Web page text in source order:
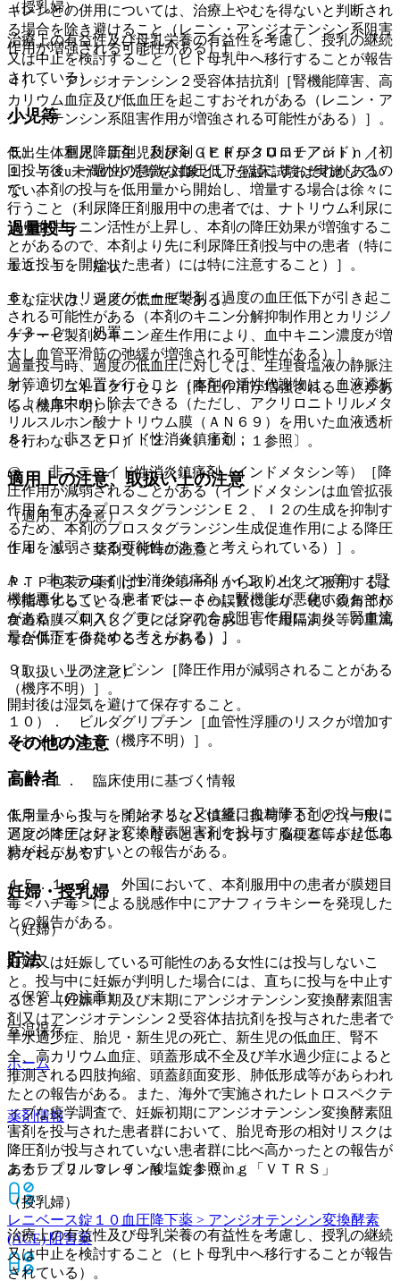
（授乳婦）
治療上の有益性及び母乳栄養の有益性を考慮し、授乳の継続
又は中止を検討すること（ヒト母乳中へ移行することが報告
されている）。
小児等
低出生体重児、新生児及びｅＧＦＲが３０ｍＬ／ｍｉｎ／
１．７３u未満の小児等を対象とした臨床試験は実施してい
ない。
過量投与
１３．１． 症状
主な症状は、過度の低血圧である。
１３．２． 処置
過量投与時、過度の低血圧に対しては、生理食塩液の静脈注
射等適切な処置を行うこと（本剤の活性代謝物は、血液透析
により血中から除去できる（ただし、アクリロニトリルメタ
リルスルホン酸ナトリウム膜（ＡＮ６９）を用いた血液透析
を行わないこと））〔２．４、１０．１参照〕。
適用上の注意、取扱い上の注意
（適用上の注意）
１４．１． 薬剤交付時の注意
ＰＴＰ包装の薬剤はＰＴＰシートから取り出して服用するよ
う指導すること（ＰＴＰシートの誤飲により、硬い鋭角部が
食道粘膜へ刺入し、更には穿孔をおこして縦隔洞炎等の重篤
な合併症を併発することがある）。
（取扱い上の注意）
開封後は湿気を避けて保存すること。
その他の注意
１５．１． 臨床使用に基づく情報
１５．１．１． インスリン又は経口血糖降下剤の投与中に
アンジオテンシン変換酵素阻害剤を投与することにより低血
糖が起こりやすいとの報告がある。
１５．１．２． 外国において、本剤服用中の患者が膜翅目
毒＜ハチ毒＞による脱感作中にアナフィラキシーを発現した
との報告がある。
貯法
（保管上の注意）
室温保存。
ホーム
薬剤情報
エナラプリルマレイン酸塩錠１０ｍｇ「ＶＴＲＳ」
レニベース錠１０ 血圧降下薬 > アンジオテンシン変換酵素
(ACE) 阻害薬
キレンとの併用については、治療上やむを得ないと判断され
る場合を除き避けること（レニン・アンジオテンシン系阻害
作用が増強される可能性がある）］。
４）． アンジオテンシン２受容体拮抗剤［腎機能障害、高
カリウム血症及び低血圧を起こすおそれがある（レニン・ア
ンジオテンシン系阻害作用が増強される可能性がある）］。
５）． 利尿降圧剤、利尿剤（ヒドロクロロチアジド）［初
回投与後、一過性の急激な血圧低下を起こすおそれがあるの
で、本剤の投与を低用量から開始し、増量する場合は徐々に
行うこと（利尿降圧剤服用中の患者では、ナトリウム利尿に
より血中レニン活性が上昇し、本剤の降圧効果が増強するこ
とがあるので、本剤より先に利尿降圧剤投与中の患者（特に
最近投与を開始した患者）には特に注意すること）］。
６）． カリジノゲナーゼ製剤［過度の血圧低下が引き起こ
される可能性がある（本剤のキニン分解抑制作用とカリジノ
ゲナーゼ製剤のキニン産生作用により、血中キニン濃度が増
大し血管平滑筋の弛緩が増強される可能性がある）］。
７）． ニトログリセリン［降圧作用が増強されることがあ
る（機序不明）］。
８）． 非ステロイド性消炎鎮痛剤：
@． 非ステロイド性消炎鎮痛剤（インドメタシン等）［降
圧作用が減弱されることがある（インドメタシンは血管拡張
作用を有するプロスタグランジンＥ２、Ｉ２の生成を抑制す
るため、本剤のプロスタグランジン生成促進作用による降圧
作用を減弱させる可能性があると考えられている）］。
A． 非ステロイド性消炎鎮痛剤（インドメタシン等）［腎
機能悪化している患者では、さらに腎機能が悪化するおそれ
がある（プロスタグランジンの合成阻害作用により、腎血流
量が低下するためと考えられる）］。
９）． リファンピシン［降圧作用が減弱されることがある
（機序不明）］。
１０）． ビルダグリプチン［血管性浮腫のリスクが増加す
るおそれがある（機序不明）］。
高齢者
低用量から投与を開始するなど慎重に投与すること（一般に
過度の降圧は好ましくないとされており、脳梗塞等が起こる
おそれがある）。
妊婦・授乳婦
（妊婦）
妊婦又は妊娠している可能性のある女性には投与しないこ
と。投与中に妊娠が判明した場合には、直ちに投与を中止す
ること（妊娠中期及び末期にアンジオテンシン変換酵素阻害
剤又はアンジオテンシン２受容体拮抗剤を投与された患者で
羊水過少症、胎児・新生児の死亡、新生児の低血圧、腎不
全、高カリウム血症、頭蓋形成不全及び羊水過少症によると
推測される四肢拘縮、頭蓋顔面変形、肺低形成等があらわれ
たとの報告がある。また、海外で実施されたレトロスペクテ
ィブな疫学調査で、妊娠初期にアンジオテンシン変換酵素阻
害剤を投与された患者群において、胎児奇形の相対リスクは
降圧剤が投与されていない患者群に比べ高かったとの報告が
ある）〔２．５、９．４．１参照〕。
（授乳婦）
治療上の有益性及び母乳栄養の有益性を考慮し、授乳の継続
又は中止を検討すること（ヒト母乳中へ移行することが報告
されている）。